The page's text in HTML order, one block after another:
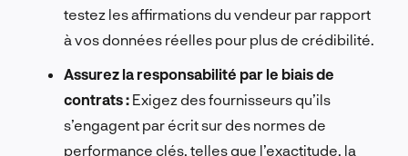
testez les affirmations du vendeur par rapport
à vos données réelles pour plus de crédibilité.
Assurez la responsabilité par le biais de
contrats : Exigez des fournisseurs qu’ils
s’engagent par écrit sur des normes de
performance clés, telles que l’exactitude, la